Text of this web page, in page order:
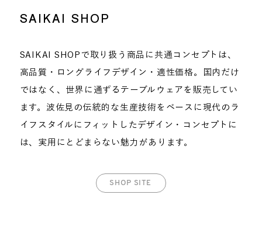
SAIKAI SHOP
SAIKAI SHOPで取り扱う商品に共通コンセプトは、
高品質・ロングライフデザイン・適性価格。国内だけ
ではなく、世界に通ずるテーブルウェアを販売してい
ます。波佐見の伝統的な生産技術をベースに現代のラ
イフスタイルにフィットしたデザイン・コンセプトに
は、実用にとどまらない魅力があります。
SHOP SITE